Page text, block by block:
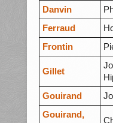
Danvin
Ferraud
Frontin
Gillet
Gouirand
Gouirand,